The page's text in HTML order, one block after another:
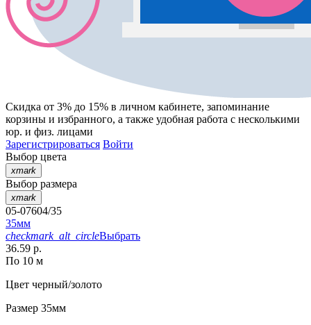
Скидка от 3% до 15% в личном кабинете, запоминание
корзины и избранного, а также удобная работа с несколькими
юр. и физ. лицами
Зарегистрироваться Войти
Выбор цвета
xmark
Выбор размера
xmark
05-07604/35
35мм
checkmark_alt_circleВыбрать
36.59 р.
По 10 м
Цвет черный/золото
Размер 35мм